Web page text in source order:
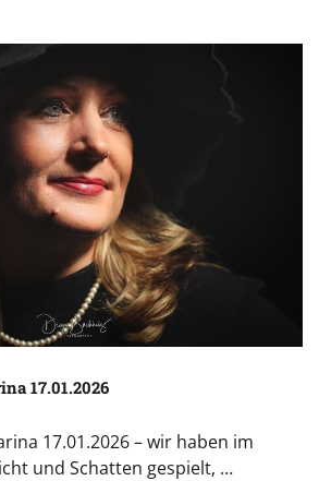
17.01.2026
17.01.2026 – wir haben im
und Schatten gespielt, …